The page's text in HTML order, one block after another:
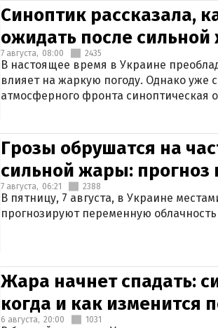
Синоптик рассказала,
ожидать после
7 августа, 08:00 2435
В настоящее время в Украине
влияет на жаркую погоду. Однако уже
атмосферного фронта синоптическая
Грозы обрушатся на
сильной жары: прогноз
7 августа, 06:21 2388
В пятницу, 7 августа, в Украине
прогнозируют переменную
Жара начнет спадать:
когда и как изменится
6 августа, 20:00 1031